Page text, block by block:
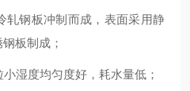
轧钢板冲制而成，表面采用静
钢板制成 ；
湿度均匀度好，耗水量低 ；